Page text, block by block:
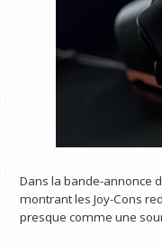
Dans la bande-annonce
montrant les Joy-Cons
presque comme une